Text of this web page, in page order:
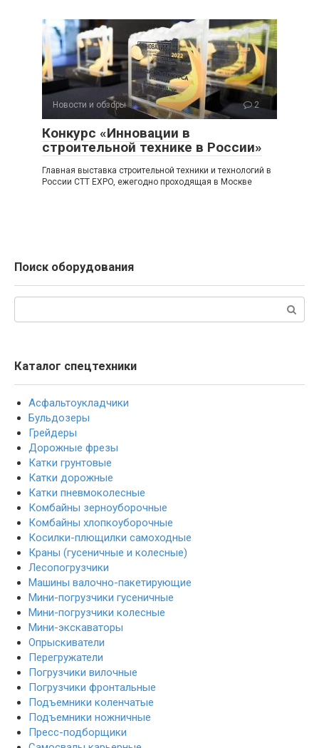
Новости и обзоры 2
Конкурс «Инновации в
строительной технике в России»
Главная выставка строительной техники и технологий в
России CTT EXPO, ежегодно проходящая в Москве
Поиск оборудования
Каталог спецтехники
Асфальтоукладчики
Бульдозеры
Грейдеры
Дорожные фрезы
Катки грунтовые
Катки дорожные
Катки пневмоколесные
Комбайны зерноуборочные
Комбайны хлопкоуборочные
Косилки-плющилки самоходные
Краны (гусеничные и колесные)
Лесопогрузчики
Машины валочно-пакетирующие
Мини-погрузчики гусеничные
Мини-погрузчики колесные
Мини-экскаваторы
Опрыскиватели
Перегружатели
Погрузчики вилочные
Погрузчики фронтальные
Подъемники коленчатые
Подъемники ножничные
Пресс-подборщики